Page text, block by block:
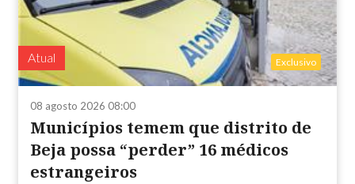
Atual Exclusivo
08 agosto 2026 08:00
Municípios temem que distrito de
Beja possa “perder” 16 médicos
estrangeiros